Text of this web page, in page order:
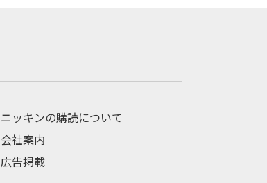
ニッキンの購読について
会社案内
広告掲載